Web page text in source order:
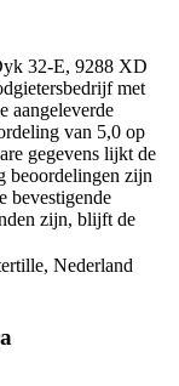
32-E, 9288 XD
met
aangeleverde
van 5,0 op
gegevens lijkt de
beoordelingen zijn
bevestigende
zijn, blijft de
Nederland